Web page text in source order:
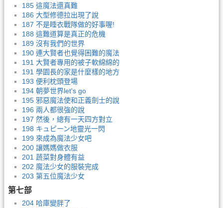
185 這魔法還真難
186 大型修德拉出現了說
187 不是睡衣戰隊做的好事喔!
188 這難道算是真正的危機
189 沒有我們的世界
190 連大賢者也覺得困難的魔法
191 大賢者專用的被子軟綿綿的
191 學園長的家是什麼樣的地方
193 便利枕頭登場
194 朝夢世界let's go
195 邪惡魔法使和正義劍士的說
196 兩人都很強的說
197 然後，總有一天四方對立
198 キュピーン地靈光一閃
199 來成為魔法少女吧
200 讓媽媽做衣服
201 蔬菜對身體有益
202 魔法少女的服裝完成
203 第五位魔法少女
第七部
204 哈庫變胖了